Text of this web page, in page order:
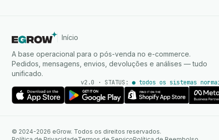
Início
A base operacional para o pós-venda no e-commerce.
Pedidos, mensagens, envios, devoluções e análises — tudo
unificado.
v2.0 · STATUS: ● todos os sistemas
© 2024-2026 eGrow. Todos os direitos reservados.
WhatsApp